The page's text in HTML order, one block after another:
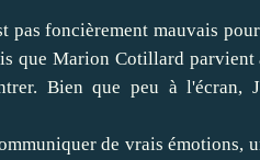
pas foncièrement mauvais
que Marion Cotillard parvient
Bien que peu à l'écran,
de vrais émotions,